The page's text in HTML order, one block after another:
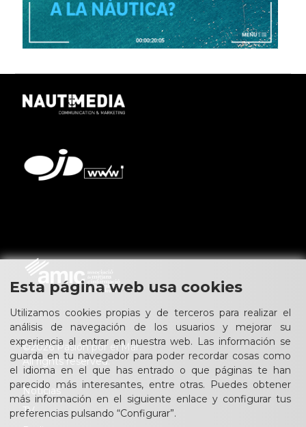
©2026 Pasión por el Mar.
All rights reserved.
Noticias
TV
Esta página web usa cookies
Utilizamos cookies propias y de terceros para realizar el
análisis de navegación de los usuarios y mejorar su
experiencia al entrar en nuestra web. Las información se
guarda en tu navegador para poder recordar cosas como
el idioma en el que has entrado o que páginas te han
parecido más interesantes, entre otras. Puedes obtener
más información en el siguiente enlace y configurar tus
preferencias pulsando “Configurar”.